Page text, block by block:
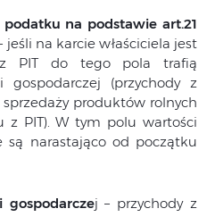
na podstawie art.21
jeśli na karcie właściciela jest
z PIT do tego pola trafią
gospodarczej (przychody z
produktów rolnych
z PIT). W tym polu wartości
są narastająco od początku
gospodarczej – przychody z